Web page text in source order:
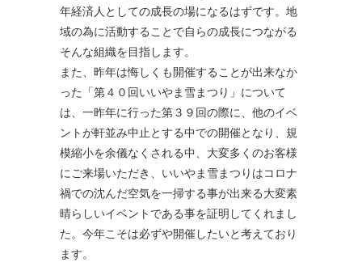
年経済人としての成長の場になるはずです。地
域の為に活動することで自らの成長につながる
そんな組織を目指します。
また、昨年は悔しくも開催することが出来なか
った「第４０回いいやま雪まつり」について
は、一昨年に行った第３９回の際に、他のイベ
ントが軒並み中止とする中での開催となり、規
模縮小を余儀なくされる中、大変多くのお客様
にご来場いただき、いいやま雪まつりはコロナ
禍での沈んだ空気を一掃する事が出来る大変素
晴らしいイベントである事を証明してくれまし
た。今年こそは必ずや開催したいと考えており
ます。